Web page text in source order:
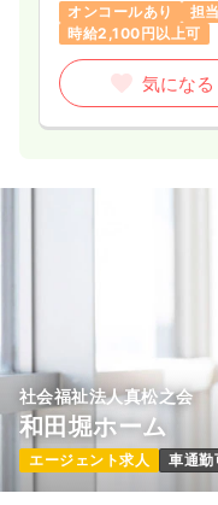
オンコールあり
担
時給2,100円以上可
気になる
社会福祉法人真松之会
和田堀ホーム
エージェント求人 車通勤